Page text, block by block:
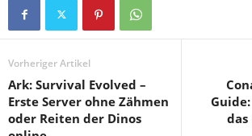
Vorheriger Artikel
Ark: Survival Evolved –
Erste Server ohne Zähmen
oder Reiten der Dinos
das